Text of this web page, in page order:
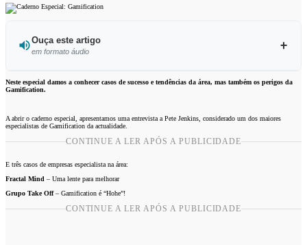
Ouça este artigo
em formato áudio
Ouvir este artigo
Neste especial damos a conhecer casos de sucesso e tendências da área, mas também os perigos da
Gamification.
A abrir o caderno especial, apresentamos uma entrevista a Pete Jenkins, considerado um dos maiores
especialistas de Gamification da actualidade.
CONTINUE A LER APÓS A PUBLICIDADE
E três casos de empresas especialista na área:
Fractal Mind – Uma lente para melhorar
Grupo Take Off– Gamification é “Hohe”!
CONTINUE A LER APÓS A PUBLICIDADE